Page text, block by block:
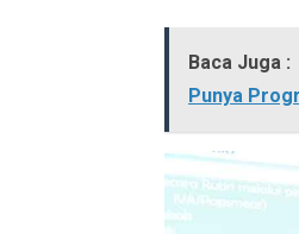
Baca Juga :
Punya